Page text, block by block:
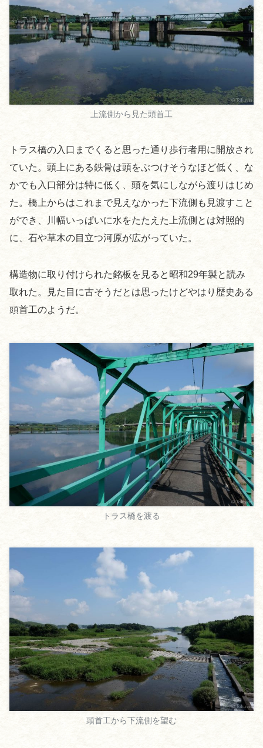
上流側から見た頭首工
トラス橋の入口までくると思った通り歩行者用に開放され
ていた。頭上にある鉄骨は頭をぶつけそうなほど低く、な
かでも入口部分は特に低く、頭を気にしながら渡りはじめ
た。橋上からはこれまで見えなかった下流側も見渡すこと
ができ、川幅いっぱいに水をたたえた上流側とは対照的
に、石や草木の目立つ河原が広がっていた。
構造物に取り付けられた銘板を見ると昭和29年製と読み
取れた。見た目に古そうだとは思ったけどやはり歴史ある
頭首工のようだ。
トラス橋を渡る
頭首工から下流側を望む